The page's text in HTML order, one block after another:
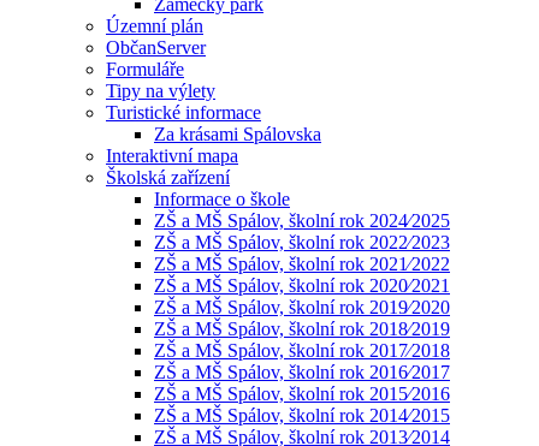
Zámecký park
Územní plán
ObčanServer
Formuláře
Tipy na výlety
Turistické informace
Za krásami Spálovska
Interaktivní mapa
Školská zařízení
Informace o škole
ZŠ a MŠ Spálov, školní rok 2024⁄2025
ZŠ a MŠ Spálov, školní rok 2022⁄2023
ZŠ a MŠ Spálov, školní rok 2021⁄2022
ZŠ a MŠ Spálov, školní rok 2020⁄2021
ZŠ a MŠ Spálov, školní rok 2019⁄2020
ZŠ a MŠ Spálov, školní rok 2018⁄2019
ZŠ a MŠ Spálov, školní rok 2017⁄2018
ZŠ a MŠ Spálov, školní rok 2016⁄2017
ZŠ a MŠ Spálov, školní rok 2015⁄2016
ZŠ a MŠ Spálov, školní rok 2014⁄2015
ZŠ a MŠ Spálov, školní rok 2013⁄2014